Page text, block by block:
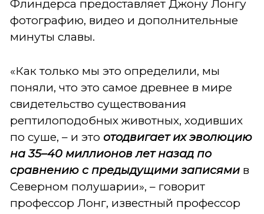
Флиндерса предоставляет Джону Лонгу
фотографию, видео и дополнительные
минуты славы.
«Как только мы это определили, мы
поняли, что это самое древнее в мире
свидетельство существования
рептилоподобных животных, ходивших
по суше, – и это отодвигает их эволюцию
на 35–40 миллионов лет назад по
сравнению с предыдущими записями в
Северном полушарии», – говорит
профессор Лонг, известный профессор